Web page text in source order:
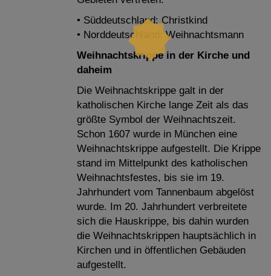
• Süddeutschland: Christkind
• Norddeutschland: Weihnachtsmann
Weihnachtskrippe in der Kirche und
daheim
Die Weihnachtskrippe galt in der
katholischen Kirche lange Zeit als das
größte Symbol der Weihnachtszeit.
Schon 1607 wurde in München eine
Weihnachtskrippe aufgestellt. Die Krippe
stand im Mittelpunkt des katholischen
Weihnachtsfestes, bis sie im 19.
Jahrhundert vom Tannenbaum abgelöst
wurde. Im 20. Jahrhundert verbreitete
sich die Hauskrippe, bis dahin wurden
die Weihnachtskrippen hauptsächlich in
Kirchen und in öffentlichen Gebäuden
aufgestellt.